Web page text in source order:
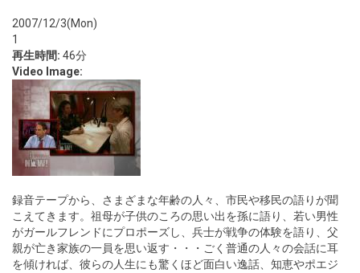
2007/12/3(Mon)
1
再生時間: 46分
Video Image:
録音テープから、さまざまな年齢の人々、市民や移民の語りが聞
こえてきます。祖母が子供のころの思い出を孫に語り、若い男性
がガールフレンドにプロポーズし、兵士が戦争の体験を語り、父
親が亡き家族の一員を思い返す・・・ごく普通の人々の会話に耳
を傾ければ、彼らの人生にも驚くほど面白い逸話、知恵やポエジ